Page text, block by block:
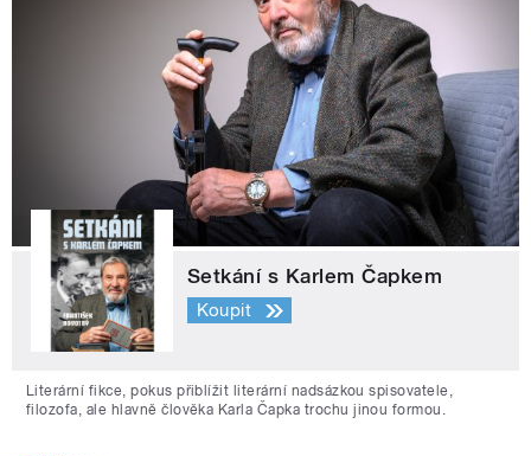
Setkání s Karlem Čapkem
Koupit
Literární fikce, pokus přiblížit literární nadsázkou spisovatele,
filozofa, ale hlavně člověka Karla Čapka trochu jinou formou.